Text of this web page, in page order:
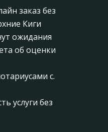
заказ без
Киги
ожидания
об оценки
с.
услуги без